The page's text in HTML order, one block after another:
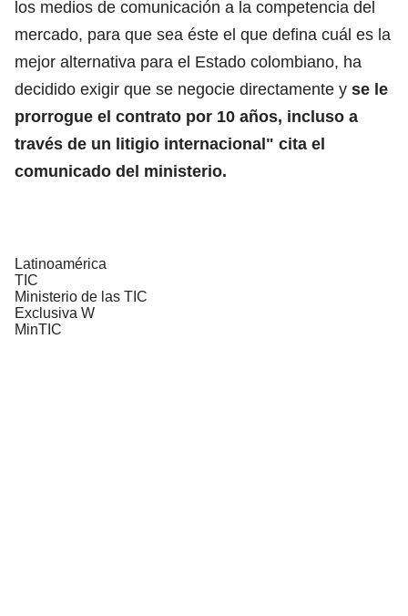
los medios de comunicación a la competencia del
mercado, para que sea éste el que defina cuál es la
mejor alternativa para el Estado colombiano, ha
decidido exigir que se negocie directamente y se le
prorrogue el contrato por 10 años, incluso a
través de un litigio internacional" cita el
comunicado del ministerio.
Latinoamérica
TIC
Ministerio de las TIC
Exclusiva W
MinTIC